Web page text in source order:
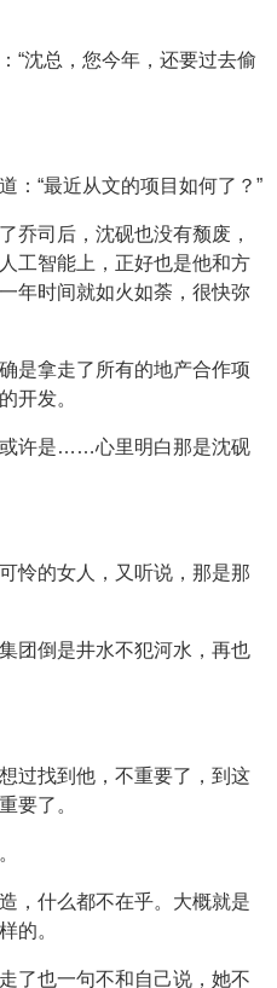
“沈总，您今年，还要过去偷
：“最近从文的项目如何了？”
乔司后，沈砚也没有颓废，
工智能上，正好也是他和方
年时间就如火如荼，很快弥
是拿走了所有的地产合作项
开发。
许是……心里明白那是沈砚
怜的女人，又听说，那是那
团倒是井水不犯河水，再也
过找到他，不重要了，到这
要了。
，什么都不在乎。大概就是
的。
了也一句不和自己说，她不